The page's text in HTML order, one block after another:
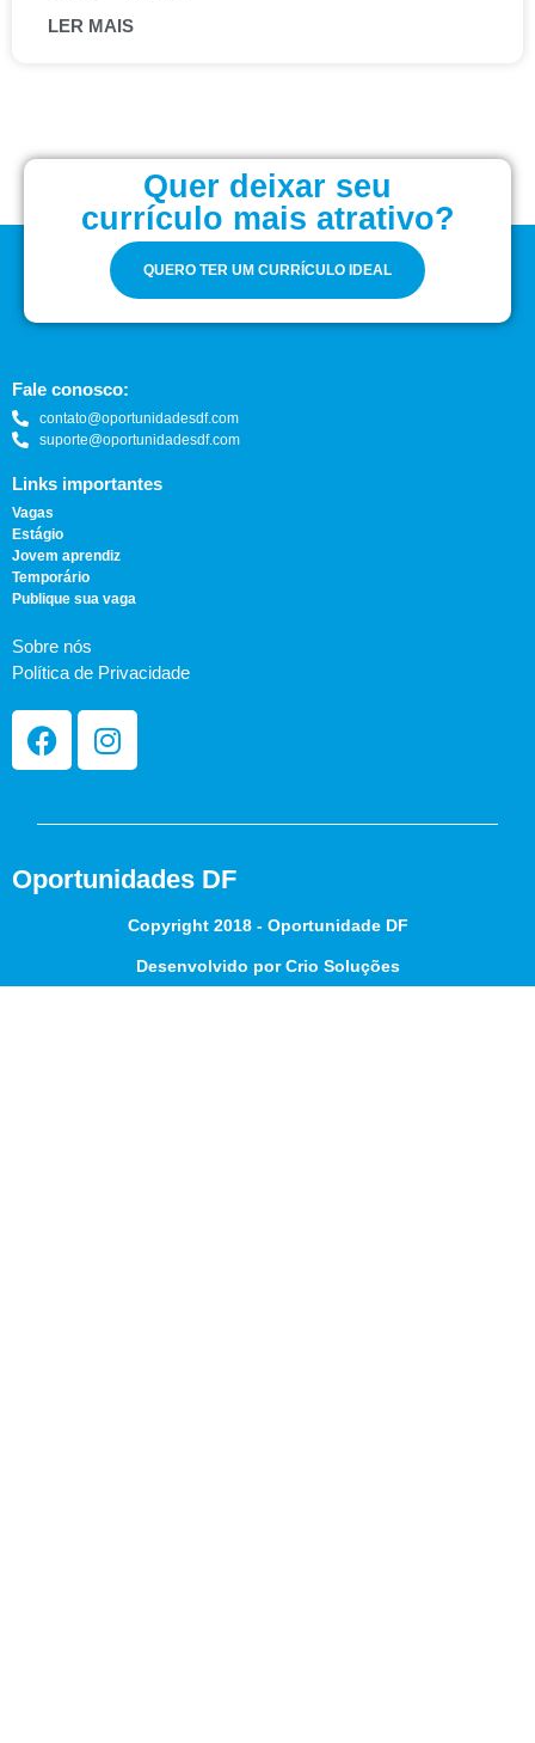
LER MAIS
Quer deixar seu
currículo mais atrativo?
QUERO TER UM CURRÍCULO IDEAL
Fale conosco:
contato@oportunidadesdf.com
suporte@oportunidadesdf.com
Links importantes
Vagas
Estágio
Jovem aprendiz
Temporário
Publique sua vaga
Sobre nós
Política de Privacidade
Oportunidades DF
Copyright 2018 - Oportunidade DF
Desenvolvido por Crio Soluções